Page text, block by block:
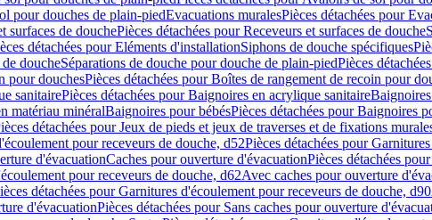
pour douches de plain-piedEvacuations muralesPièces détachées pour
surfaces de douchePièces détachées pour Receveurs et surfaces de douche
détachées pour Eléments d'installationSiphons de douche spécifiques
de doucheSéparations de douche pour douche de plain-piedPièces
pour douchesPièces détachées pour Boîtes de rangement de recoin pour
sanitairePièces détachées pour Baignoires en acrylique sanitaire
matériau minéralBaignoires pour bébésPièces détachées pour Baignoires
détachées pour Jeux de pieds et jeux de traverses et de fixations
pour receveurs de douche, d52Pièces détachées pour
d'évacuationCaches pour ouverture d'évacuationPièces détachées
pour receveurs de douche, d62Avec caches pour ouverture
détachées pour Garnitures d'écoulement pour receveurs de douche, d90
d'évacuationPièces détachées pour Sans caches pour ouverture